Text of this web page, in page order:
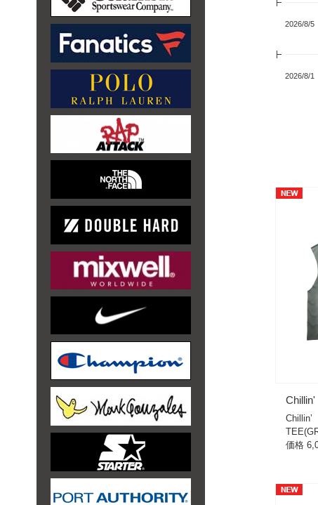
2026/8/5
2026/8/1
Chillin'
価格